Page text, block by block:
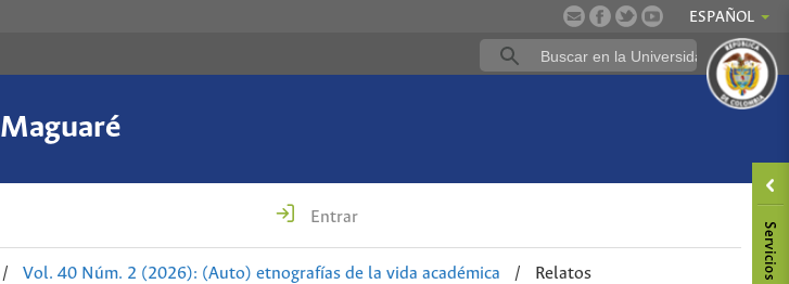
ESPAÑOL
Maguaré
Entrar
/ Vol. 40 Núm. 2 (2026): (Auto) etnografías de la vida académica / Relatos